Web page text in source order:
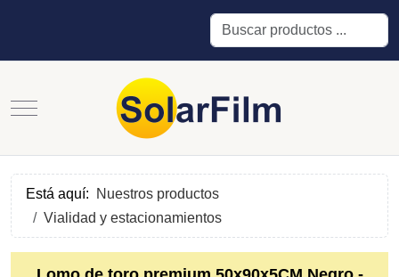
Buscar
Mobile Menu Toggle
Está aquí:
Nuestros productos
Vialidad y estacionamientos